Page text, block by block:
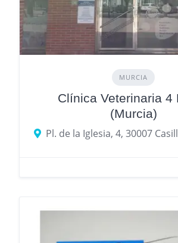
MURCIA
Clínica Veterinaria 4
(Murcia)
Pl. de la Iglesia, 4, 30007